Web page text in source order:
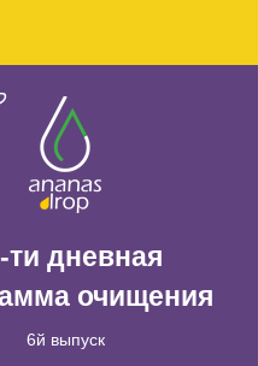
ти дневная
очищения
6й выпуск